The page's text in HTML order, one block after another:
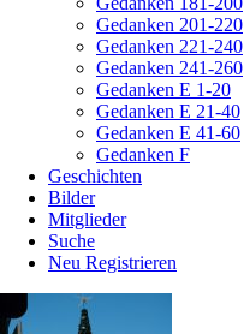
Gedanken 201-220
Gedanken 221-240
Gedanken 241-260
Gedanken E 1-20
Gedanken E 21-40
Gedanken E 41-60
Gedanken F
Geschichten
Bilder
Mitglieder
Suche
Neu Registrieren